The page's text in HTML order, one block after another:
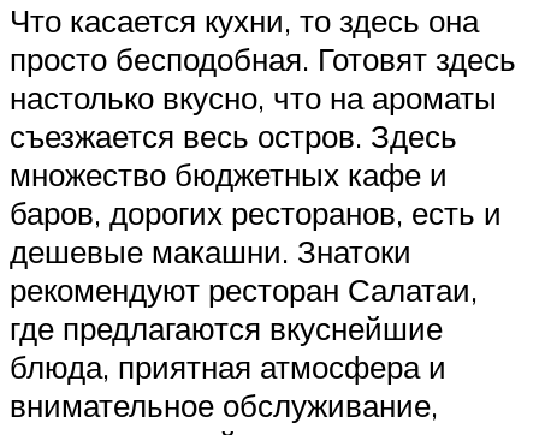
Что касается кухни, то здесь она
просто бесподобная. Готовят здесь
настолько вкусно, что на ароматы
съезжается весь остров. Здесь
множество бюджетных кафе и
баров, дорогих ресторанов, есть и
дешевые макашни. Знатоки
рекомендуют ресторан Салатаи,
где предлагаются вкуснейшие
блюда, приятная атмосфера и
внимательное обслуживание,